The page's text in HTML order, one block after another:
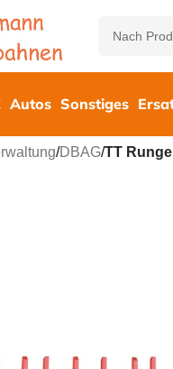
Autos Sonstiges
/DBAG/TT